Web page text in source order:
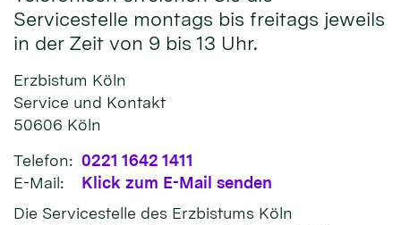
Servicestelle montags bis freitags jeweils
in der Zeit von 9 bis 13 Uhr.
Erzbistum Köln
Service und Kontakt
50606 Köln
Telefon: 0221 1642 1411
E-Mail:
Klick zum E-Mail senden
Die Servicestelle des Erzbistums Köln